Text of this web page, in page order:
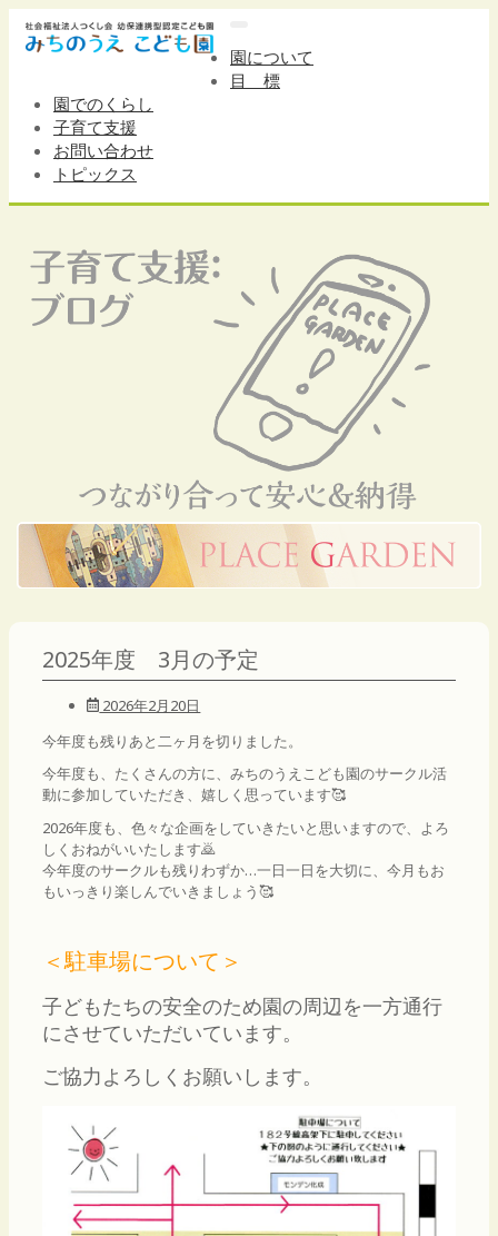
ビ
ゲ
ー
園について
目 標
園でのくらし
子育て支援
お問い合わせ
トピックス
2025年度 3月の予定
2026年2月20日
今年度も残りあと二ヶ月を切りました。
今年度も、たくさんの方に、みちのうえこども園のサークル活
動に参加していただき、嬉しく思っています🥰
2026年度も、色々な企画をしていきたいと思いますので、よろ
しくおねがいいたします🙇
今年度のサークルも残りわずか…一日一日を大切に、今月もお
もいっきり楽しんでいきましょう🥰
＜駐車場について＞
子どもたちの安全のため園の周辺を一方通行
にさせていただいています。
ご協力よろしくお願いします。